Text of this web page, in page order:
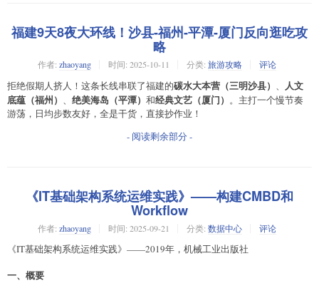
福建9天8夜大环线！沙县-福州-平潭-厦门反向逛吃攻
略
作者: zhaoyang 时间: 2025-10-11 分类: 旅游攻略 评论
拒绝假期人挤人！这条长线串联了福建的碳水大本营（三明沙县） 、 人文
底蕴（福州） 、 绝美海岛（平潭） 和经典文艺（厦门） 。主打一个慢节奏
游荡，日均步数友好，全是干货，直接抄作业！
- 阅读剩余部分 -
《IT基础架构系统运维实践》——构建CMBD和
Workflow
作者: zhaoyang 时间: 2025-09-21 分类: 数据中心 评论
《IT基础架构系统运维实践》——2019年，机械工业出版社
一、概要